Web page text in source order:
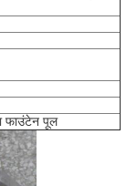
फाउंटेन पूल